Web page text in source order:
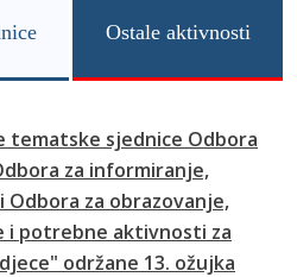
Ostale aktivnosti
tematske sjednice Odbora
za informiranje,
za obrazovanje,
i potrebne aktivnosti za
održane 13. ožujka